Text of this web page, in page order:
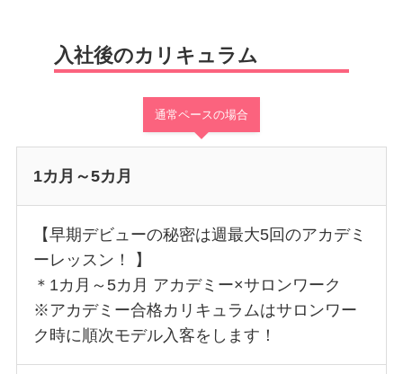
入社後のカリキュラム
通常ペースの場合
1カ月～5カ月
【早期デビューの秘密は週最大5回のアカデミ
ーレッスン！ 】
＊1カ月～5カ月 アカデミー×サロンワーク
※アカデミー合格カリキュラムはサロンワー
ク時に順次モデル入客をします！